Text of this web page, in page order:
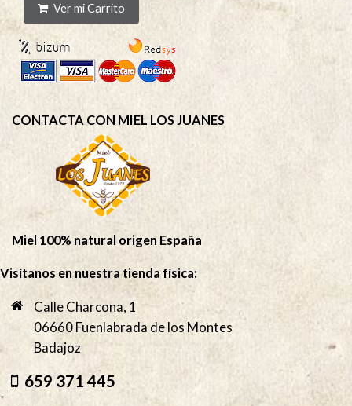
Ver mi Carrito
CONTACTA CON MIEL LOS JUANES
Miel 100% natural origen España
Visítanos en nuestra tienda física:
Calle Charcona, 1
06660 Fuenlabrada de los Montes
Badajoz
659 371 445